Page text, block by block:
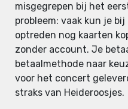
misgegrepen bij het
probleem: vaak kun je
optreden nog kaarten
zonder account. Je
betaalmethode naar
voor het concert
straks van Heideroosjes.